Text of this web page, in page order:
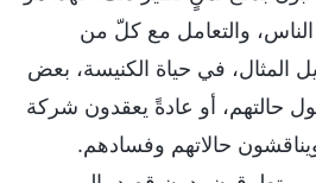
والتعامل مع كلّ من
المثال، في حياة الكنيسة، بعض
حالتهم، أو عادةً يعقدون شركة
حالاتهم وفسادهم.